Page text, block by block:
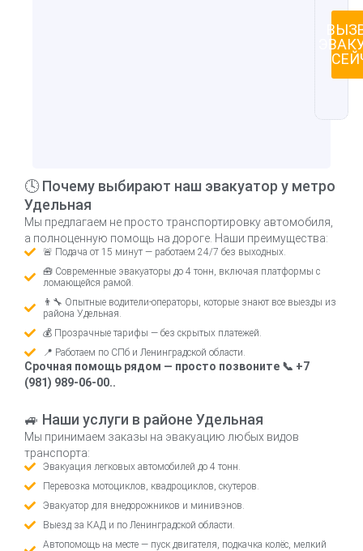
🕓 Почему выбирают наш эвакуатор у метро
Удельная
Мы предлагаем не просто транспортировку автомобиля,
а полноценную помощь на дороге. Наши преимущества:
🚨 Подача от 15 минут — работаем 24/7 без выходных.
🧰 Современные эвакуаторы до 4 тонн, включая платформы с
ломающейся рамой.
👨‍🔧 Опытные водители-операторы, которые знают все выезды из
района Удельная.
💰 Прозрачные тарифы — без скрытых платежей.
📍 Работаем по СПб и Ленинградской области.
Срочная помощь рядом — просто позвоните 📞 +7
(981) 989-06-00..
🚙 Наши услуги в районе Удельная
Мы принимаем заказы на эвакуацию любых видов
транспорта:
Эвакуация легковых автомобилей до 4 тонн.
Перевозка мотоциклов, квадроциклов, скутеров.
Эвакуатор для внедорожников и минивэнов.
Выезд за КАД и по Ленинградской области.
Автопомощь на месте — пуск двигателя, подкачка колёс, мелкий